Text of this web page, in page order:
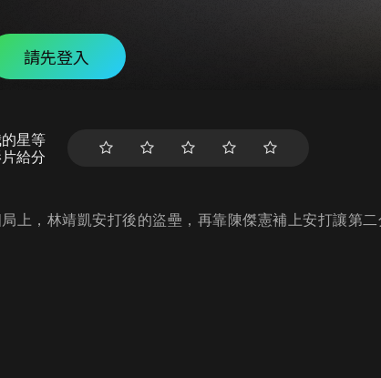
請先登入
星等
給分
局上，林靖凱安打後的盜壘，再靠陳傑憲補上安打讓第